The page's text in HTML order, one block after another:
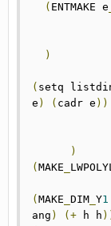
( ENTMAKE e
)
( setq
e ) ( cadr e ))
)
( MAKE
( MAKE DIM Y1
ang ) (+ h h